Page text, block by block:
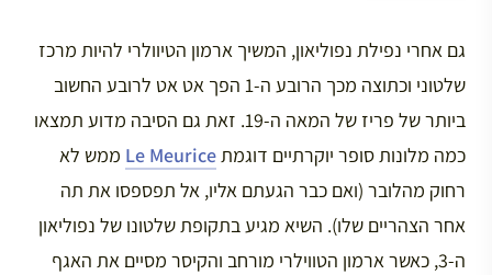
גם אחרי נפילת נפוליאון, המשיך ארמון הטיוולרי להיות מרכז
שלטוני וכתוצה מכך הרובע ה-1 הפך אט אט לרובע החשוב
ביותר של פריז של המאה ה-19. זאת גם הסיבה מדוע תמצאו
כמה מלונות סופר יוקרתיים דוגמתLe Meurice ממש לא
רחוק מהלובר (ואם כבר הגעתם אליו, אל תפספסו את תה
אחר הצהריים שלו). השיא מגיע בתקופת שלטונו של נפוליאון
ה-3, כאשר ארמון הטווילרי מורחב והקיסר מסיים את האגף